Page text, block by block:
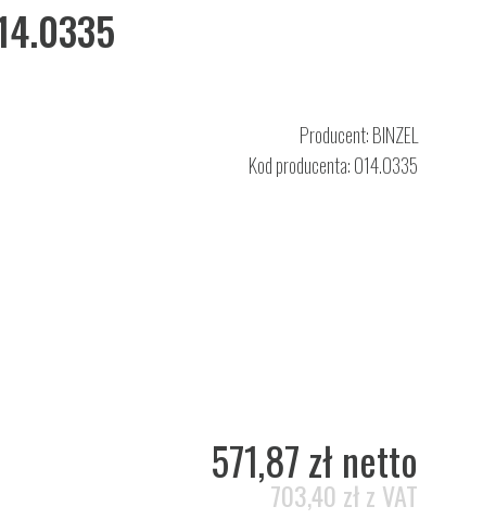
Producent:BINZEL
Kod producenta: 014.0335
571,87 zł netto
703,40 zł z VAT